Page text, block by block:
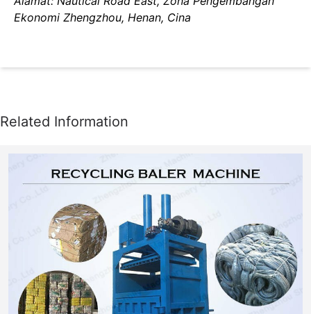
Ekonomi Zhengzhou, Henan, Cina